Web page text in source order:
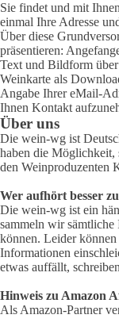
Sie findet und mit
einmal Ihre Adresse
Über diese
präsentieren:
Text und Bildform
Weinkarte als
Angabe Ihrer eMail-
Ihnen Kontakt
Über uns
Die wein-wg ist
haben die Möglichkeit,
den Weinproduzenten
Wer aufhört besser
Die wein-wg ist ein
sammeln wir
können. Leider können
Informationen
etwas auffällt,
Hinweis zu Amazon
Als Amazon-Partner